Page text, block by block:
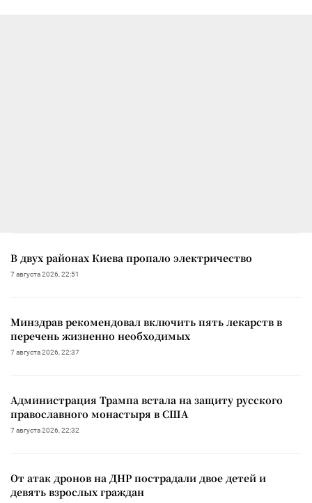
В двух районах Киева пропало электричество
7 августа 2026, 22:51
Минздрав рекомендовал включить пять лекарств в
перечень жизненно необходимых
7 августа 2026, 22:37
Администрация Трампа встала на защиту русского
православного монастыря в США
7 августа 2026, 22:32
От атак дронов на ДНР пострадали двое детей и
девять взрослых граждан